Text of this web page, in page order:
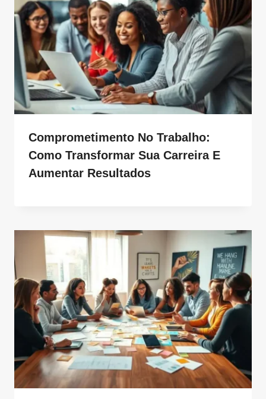
Comprometimento No Trabalho:
Como Transformar Sua Carreira E
Aumentar Resultados